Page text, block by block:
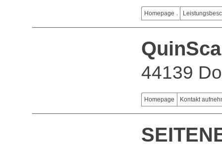
Homepage
44139
Homepage Kontakt